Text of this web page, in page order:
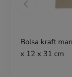
Bolsa kraft
x 12 x 31 cm